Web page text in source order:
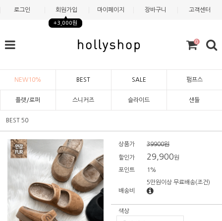
로그인 회원가입
+3,000원
마이페이지 장바구니 고객센터
0
NEW10% BEST SALE 펌프스
플랫/로퍼 스니커즈 슬라이드 샌들
BEST 50
상품가 39900원
할인가 29,900원
포인트 1%
배송비
5만원이상 무료배송(조건)
색상